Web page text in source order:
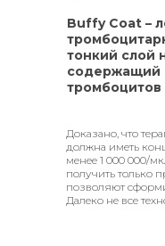
Buffy Coat –
тонкий слой
содержащий
тромбоцитов
Доказано, что
должна иметь
менее 1 000 000/
получить только
позволяют
Далеко не все